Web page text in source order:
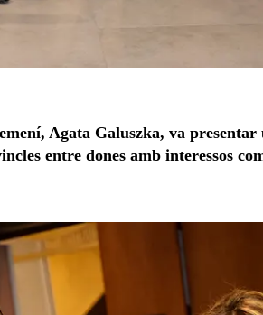
Agata Galuszka, va
entre dones amb interessos